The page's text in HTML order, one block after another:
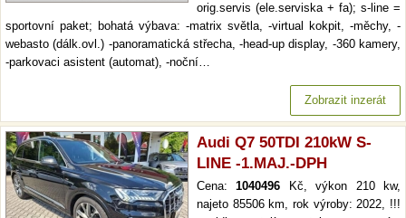
orig.servis (ele.serviska + fa); s-line =
sportovní paket; bohatá výbava: -matrix světla, -virtual kokpit, -měchy, -
webasto (dálk.ovl.) -panoramatická střecha, -head-up display, -360 kamery,
-parkovaci asistent (automat), -noční…
Zobrazit inzerát
Audi Q7 50TDI 210kW S-
LINE -1.MAJ.-DPH
Cena:1040496 Kč, výkon 210 kw,
najeto 85506 km, rok výroby: 2022, !!!